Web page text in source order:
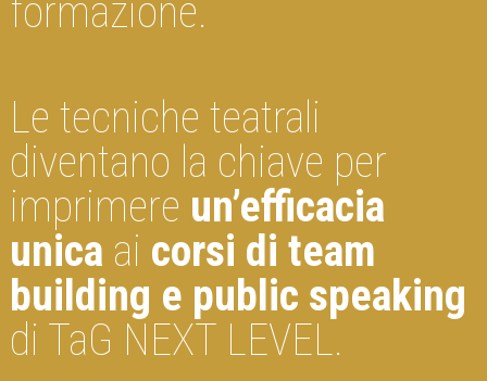
formazione.
Le tecniche teatrali
diventano la chiave per
imprimere un’efficacia
unica ai corsi di team
building e public speaking
di TaG NEXT LEVEL.